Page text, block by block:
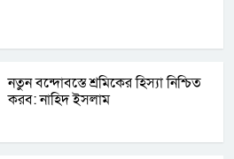
নতুন বন্দোবস্তে শ্রমিকের হিস্যা নিশ্চিত
করব: নাহিদ ইসলাম